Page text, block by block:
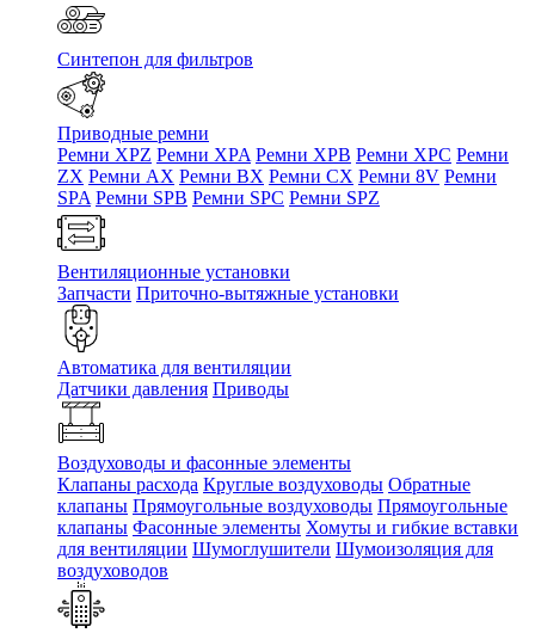
Синтепон для фильтров
Приводные ремни
Ремни XPZ Ремни XPA Ремни XPB Ремни XPC Ремни
ZX Ремни AX Ремни BX Ремни CX Ремни 8V Ремни
SPA Ремни SPB Ремни SPC Ремни SPZ
Вентиляционные установки
Запчасти Приточно-вытяжные установки
Автоматика для вентиляции
Датчики давления Приводы
Воздуховоды и фасонные элементы
Клапаны расхода Круглые воздуховоды Обратные
клапаны Прямоугольные воздуховоды Прямоугольные
клапаны Фасонные элементы Хомуты и гибкие вставки
для вентиляции Шумоглушители Шумоизоляция для
воздуховодов